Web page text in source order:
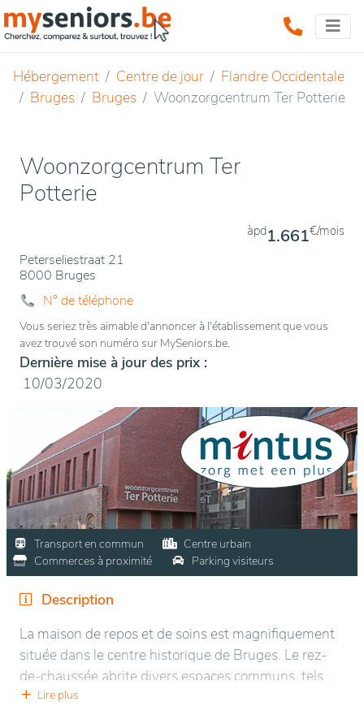
Hébergement Centre de jour
Flandre Occidentale
Bruges
Bruges Woonzorgcentrum Ter Potterie
Woonzorgcentrum Ter
Potterie
Peterseliestraat 21
8000 Bruges
àpd1.661€/mois
N° de téléphone
Vous seriez très aimable d'annoncer à l'établissement que vous
avez trouvé son numéro sur MySeniors.be.
Dernière mise à jour des prix :
10/03/2020
Transport en commun
Centre urbain
Commerces à proximité
Parking visiteurs
Description
La maison de repos et de soins est magnifiquement
située dans le centre historique de Bruges. Le rez-
de-chaussée abrite divers espaces communs, tels
que la réception, l'administration, le salon de coiffure,
Lire plus